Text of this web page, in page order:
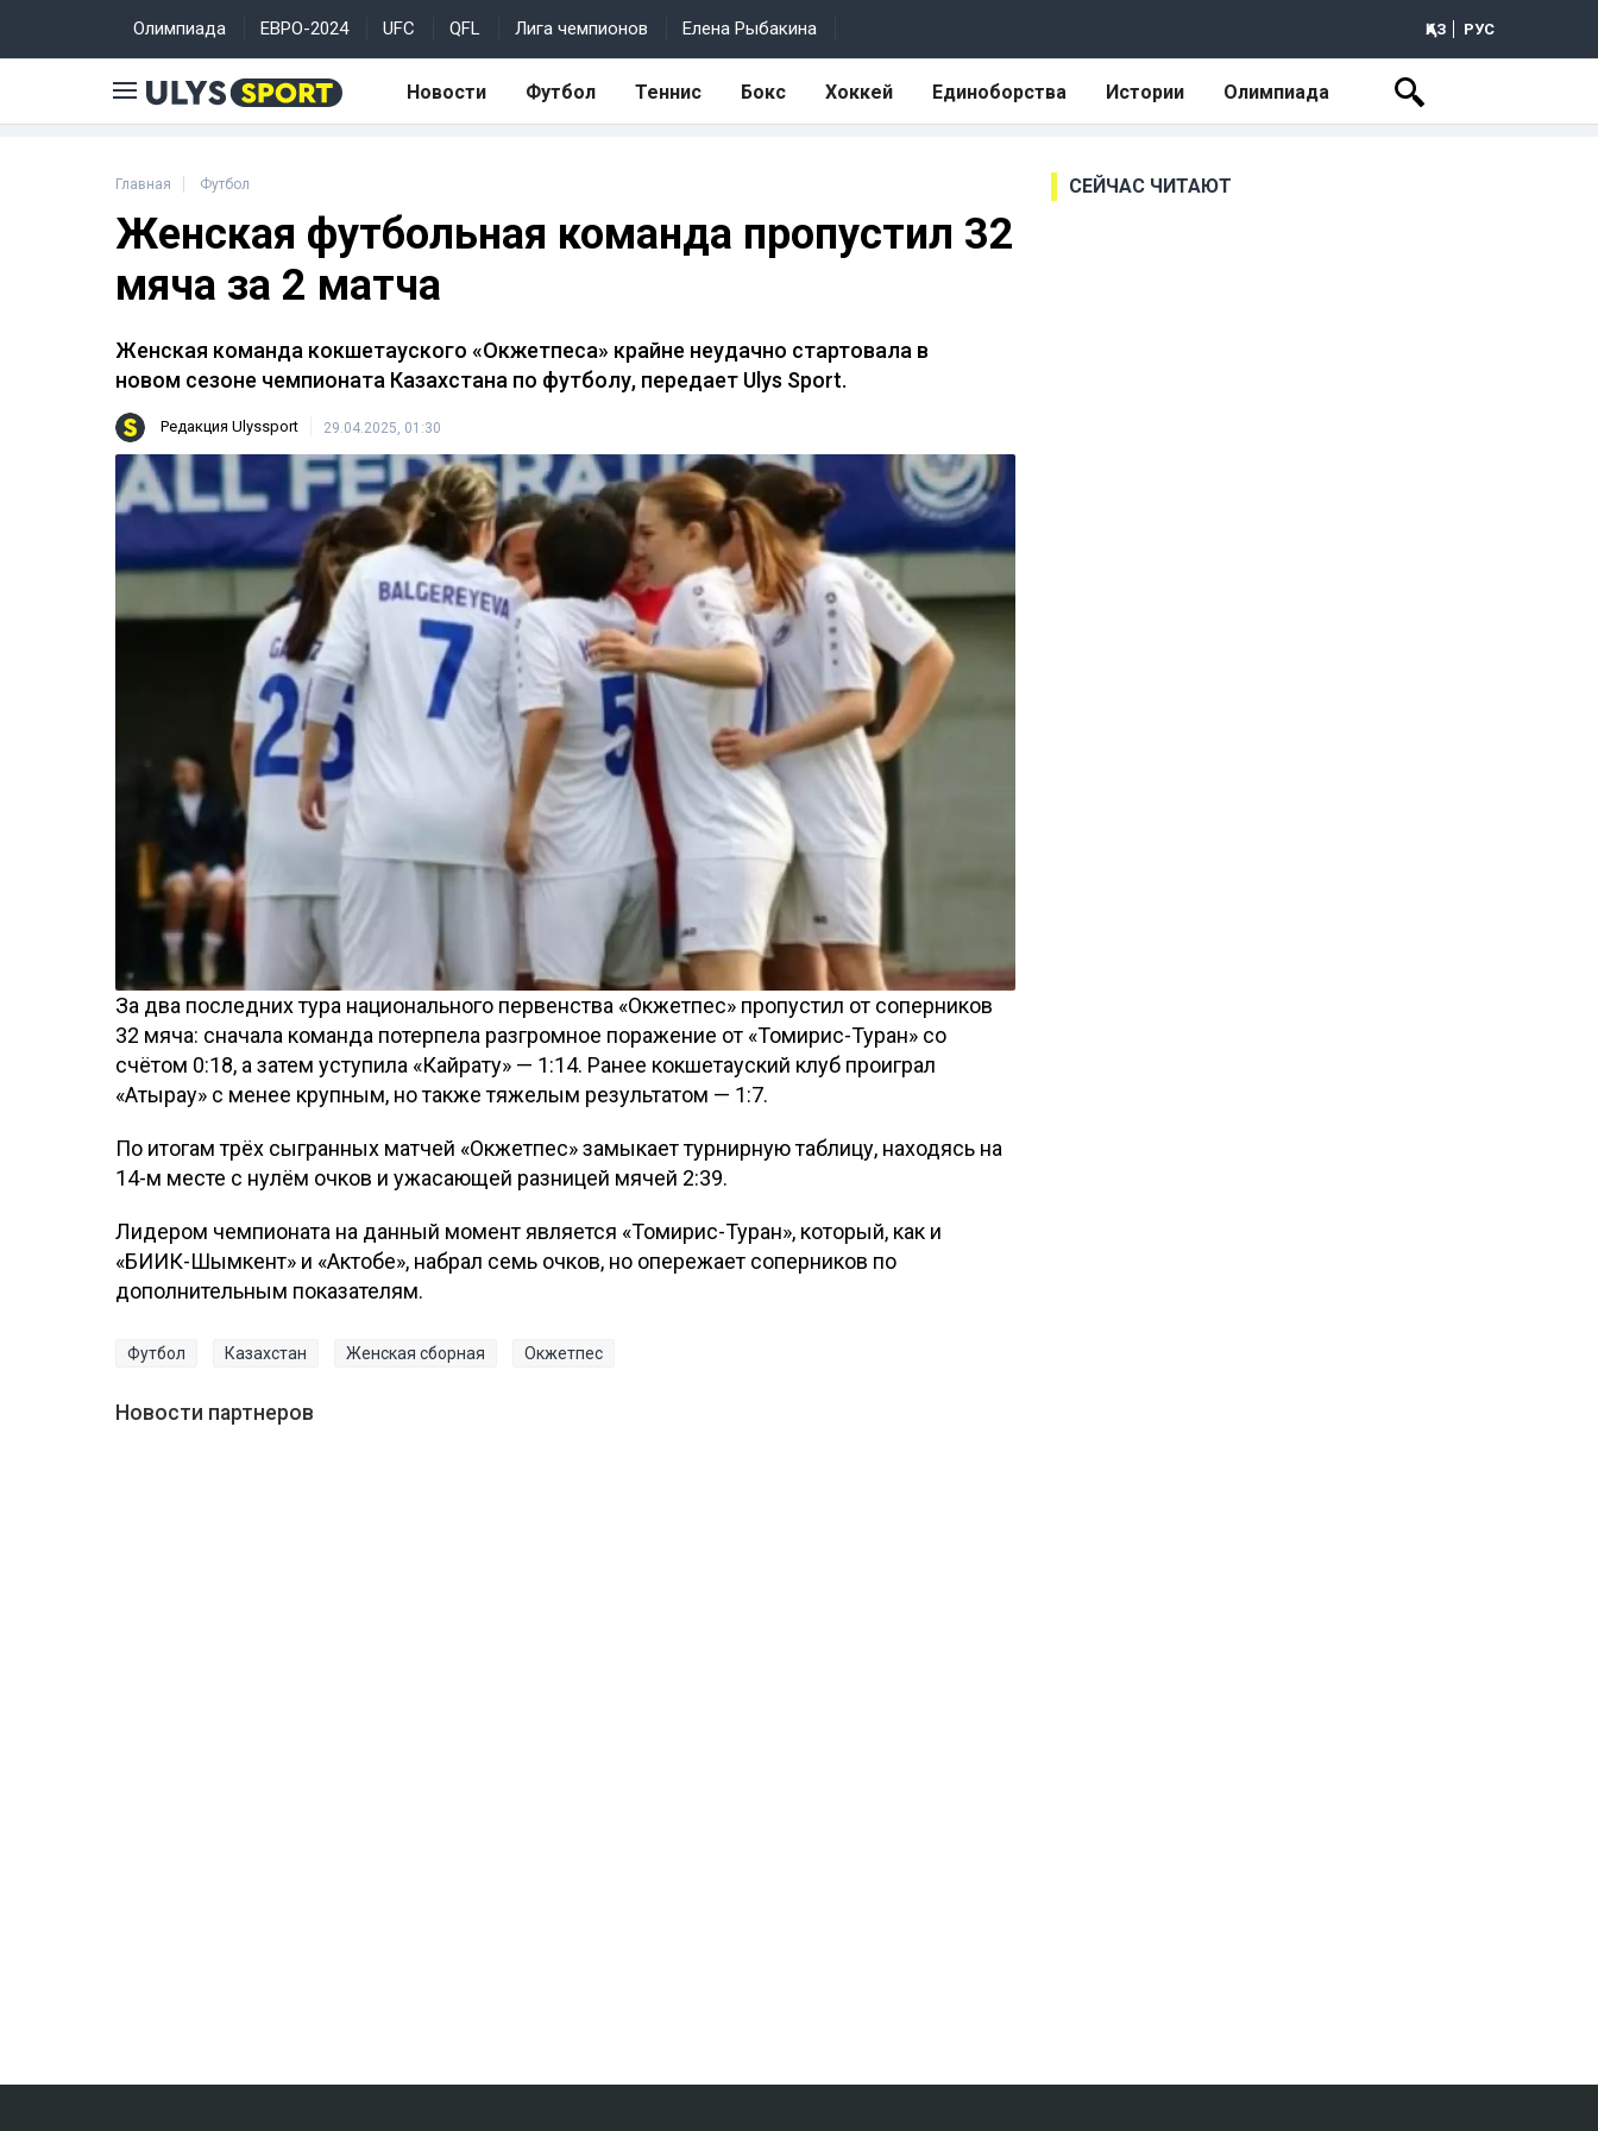
Олимпиада ЕВРО-2024 UFC QFL Лига чемпионов Елена Рыбакина ҚАЗ РУС
Новости Футбол Теннис Бокс Хоккей Единоборства Истории Олимпиада
Главная Футбол
Женская футбольная команда пропустил 32
мяча за 2 матча
Женская команда кокшетауского «Окжетпеса» крайне неудачно стартовала в
новом сезоне чемпионата Казахстана по футболу, передает Ulys Sport.
Редакция Ulyssport 29.04.2025, 01:30
За два последних тура национального первенства «Окжетпес» пропустил от соперников
32 мяча: сначала команда потерпела разгромное поражение от «Томирис-Туран» со
счётом 0:18, а затем уступила «Кайрату» — 1:14. Ранее кокшетауский клуб проиграл
«Атырау» с менее крупным, но также тяжелым результатом — 1:7.
По итогам трёх сыгранных матчей «Окжетпес» замыкает турнирную таблицу, находясь на
14-м месте с нулём очков и ужасающей разницей мячей 2:39.
Лидером чемпионата на данный момент является «Томирис-Туран», который, как и
«БИИК-Шымкент» и «Актобе», набрал семь очков, но опережает соперников по
дополнительным показателям.
Футбол Казахстан Женская сборная Окжетпес
Новости партнеров
СЕЙЧАС ЧИТАЮТ